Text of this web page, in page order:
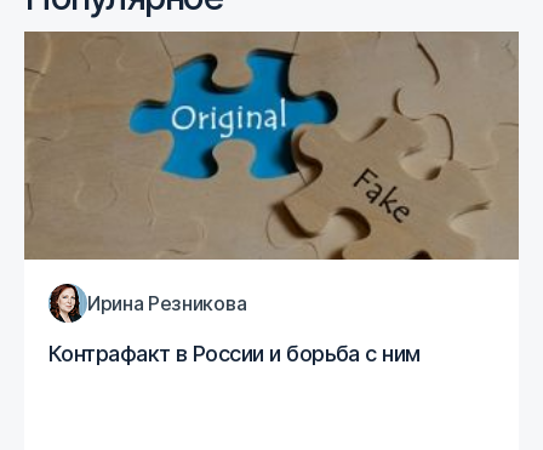
Контрафакт в России и борьба с ним
Ирина Резникова